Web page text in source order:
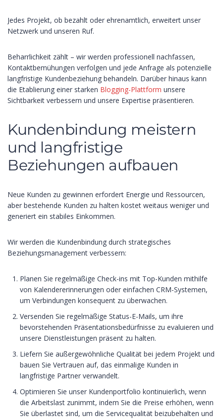
Jedes Projekt, ob bezahlt oder ehrenamtlich, erweitert unser
Netzwerk und unseren Ruf.
Beharrlichkeit zählt – wir werden professionell nachfassen,
Kontaktbemühungen verfolgen und jede Anfrage als potenzielle
langfristige Kundenbeziehung behandeln. Darüber hinaus kann
die Etablierung einer starken Blogging-Plattform unsere
Sichtbarkeit verbessern und unsere Expertise präsentieren.
Kundenbindung meistern
und langfristige
Beziehungen aufbauen
Neue Kunden zu gewinnen erfordert Energie und Ressourcen,
aber bestehende Kunden zu halten kostet weitaus weniger und
generiert ein stabiles Einkommen.
Wir werden die Kundenbindung durch strategisches
Beziehungsmanagement verbessern:
Planen Sie regelmäßige Check-ins mit Top-Kunden mithilfe
von Kalendererinnerungen oder einfachen CRM-Systemen,
um Verbindungen konsequent zu überwachen.
Versenden Sie regelmäßige Status-E-Mails, um ihre
bevorstehenden Präsentationsbedürfnisse zu evaluieren und
unsere Dienstleistungen präsent zu halten.
Liefern Sie außergewöhnliche Qualität bei jedem Projekt und
bauen Sie Vertrauen auf, das einmalige Kunden in
langfristige Partner verwandelt.
Optimieren Sie unser Kundenportfolio kontinuierlich, wenn
die Arbeitslast zunimmt, indem Sie die Preise erhöhen, wenn
Sie überlastet sind, um die Servicequalität beizubehalten und